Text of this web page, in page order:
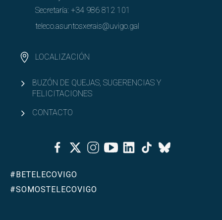
Secretaría: +34 986 812 101
teleco.asuntosxerais@uvigo.gal
LOCALIZACIÓN
BUZÓN DE QUEJAS, SUGERENCIAS Y
FELICITACIONES
CONTACTO
FacebookTwitterInstagramYoutubeLinkedinTiktok
Bluesky
#BETELECOVIGO
#SOMOSTELECOVIGO